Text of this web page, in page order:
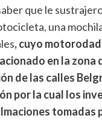
que le
una
, cuyo
en la zona
de las calles
por la cual los
tomadas